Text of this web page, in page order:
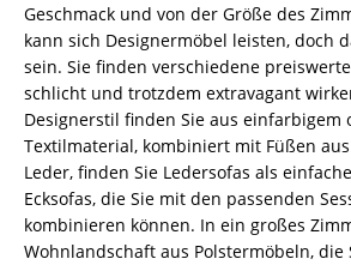
Geschmack und von der Größe des
kann sich Designermöbel leisten, doch
sein. Sie finden verschiedene
schlicht und trotzdem extravagant
Designerstil finden Sie aus einfarbigem
Textilmaterial, kombiniert mit Füßen
Leder, finden Sie Ledersofas als
Ecksofas, die Sie mit den passenden
kombinieren können. In ein großes
Wohnlandschaft aus Polstermöbeln, die